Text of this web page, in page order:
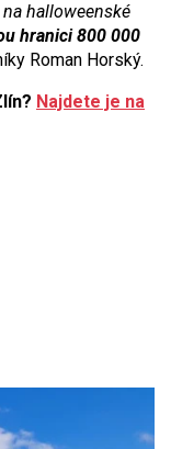
halloweenské
hranici 800 000
Roman Horský.
Najdete je na